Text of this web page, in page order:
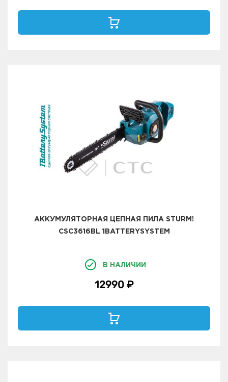
АККУМУЛЯТОРНАЯ ЦЕПНАЯ ПИЛА STURM!
CSC3616BL 1BATTERYSYSTEM
В НАЛИЧИИ
12990 ₽